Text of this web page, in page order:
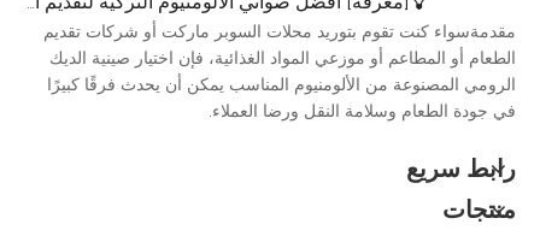
مقدمةسواء كنت تقوم بتوريد محلات السوبر ماركت أو شركات تقديم
الطعام أو المطاعم أو موزعي المواد الغذائية، فإن اختيار صينية الديك
الرومي المصنوعة من الألومنيوم المناسب يمكن أن يحدث فرقًا كبيرًا
في جودة الطعام وسلامة النقل ورضا العملاء.
رابط سريع
منتجات